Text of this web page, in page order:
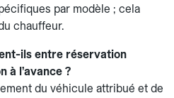
par modèle ; cela
chauffeur.
ils entre réservation
à l’avance ?
du véhicule attribué et de